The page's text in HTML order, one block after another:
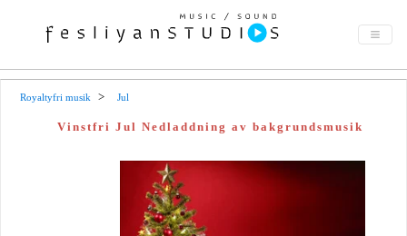
Royaltyfri musik Jul
Vinstfri Jul Nedladdning av bakgrundsmusik